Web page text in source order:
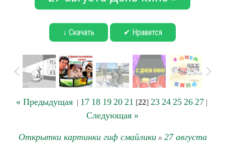
↓ Скачать ✔ Нравится
« Предыдущая| 17 18 19 20 21 [22] 23 24 25 26 27|
Следующая »
Открытки картинки гиф смайлики» 27 августа